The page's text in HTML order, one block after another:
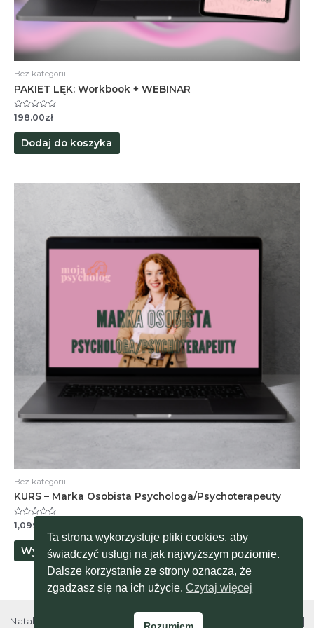
Bez kategorii
PAKIET LĘK: Workbook + WEBINAR
Oceniono
0
na
198.00zł
Dodaj do koszyka
Bez kategorii
KURS – Marka Osobista Psychologa/Psychoterapeuty
Oceniono
0
na
1,099.00
cen:
1,099.00zł
do
Wybierz opcje
Ten
produkt
ma
wiele
Natalia Baron © 2026 Moja Psycholog | |
Ta strona wykorzystuje pliki cookies, aby
świadczyć usługi na jak najwyższym poziomie.
Dalsze korzystanie ze strony oznacza, że
zgadzasz się na ich użycie.Czytaj więcej